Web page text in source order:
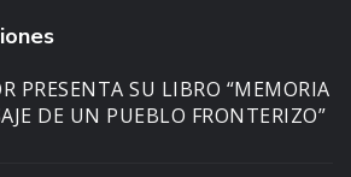
PRESENTA SU LIBRO “MEMORIA
DE UN PUEBLO FRONTERIZO”